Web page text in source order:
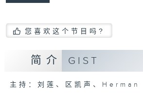
您喜欢这个节目吗?
简介 GIST
主持：刘莲、区凯声、